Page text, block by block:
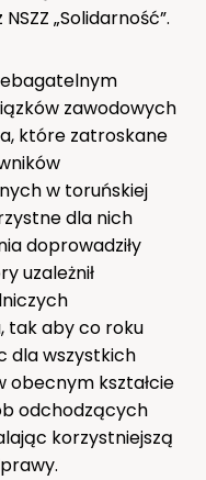
„Solidarność”.
zawodowych
które zatroskane
w toruńskiej
dla nich
doprowadziły
uzależnił
tak aby co roku
dla wszystkich
obecnym kształcie
odchodzących
korzystniejszą